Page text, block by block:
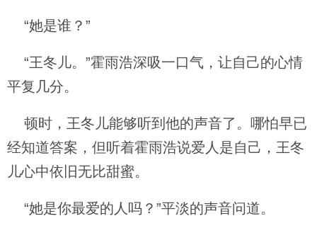
“她是谁？”
“王冬儿。”霍雨浩深吸一口气，让自己的心情
平复几分。
顿时，王冬儿能够听到他的声音了。哪怕早已
经知道答案，但听着霍雨浩说爱人是自己，王冬
儿心中依旧无比甜蜜。
“她是你最爱的人吗？”平淡的声音问道。